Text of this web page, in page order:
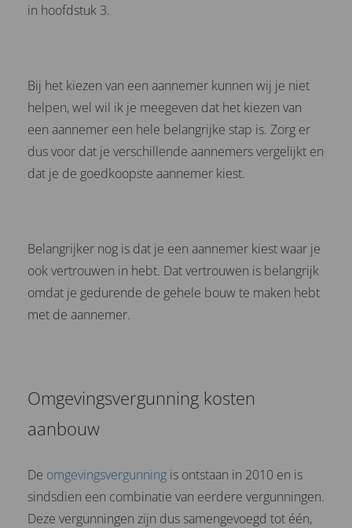
in hoofdstuk 3.
Bij het kiezen van een aannemer kunnen wij je niet
helpen, wel wil ik je meegeven dat het kiezen van
een aannemer een hele belangrijke stap is. Zorg er
dus voor dat je verschillende aannemers vergelijkt en
dat je de goedkoopste aannemer kiest.
Belangrijker nog is dat je een aannemer kiest waar je
ook vertrouwen in hebt. Dat vertrouwen is belangrijk
omdat je gedurende de gehele bouw te maken hebt
met de aannemer.
Omgevingsvergunning kosten
aanbouw
De omgevingsvergunning is ontstaan in 2010 en is
sindsdien een combinatie van eerdere vergunningen.
Deze vergunningen zijn dus samengevoegd tot één,